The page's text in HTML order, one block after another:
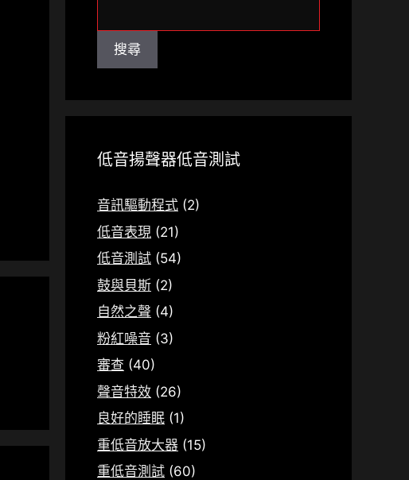
搜尋
低音揚聲器低音測試
音訊驅動程式 (2)
低音表現 (21)
低音測試 (54)
鼓與貝斯 (2)
自然之聲 (4)
粉紅噪音 (3)
審查 (40)
聲音特效 (26)
良好的睡眠 (1)
重低音放大器 (15)
重低音測試 (60)